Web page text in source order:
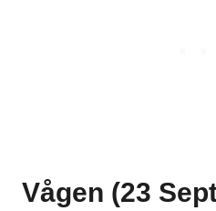
Vågen (23